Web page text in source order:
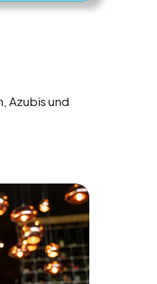
Azubis und